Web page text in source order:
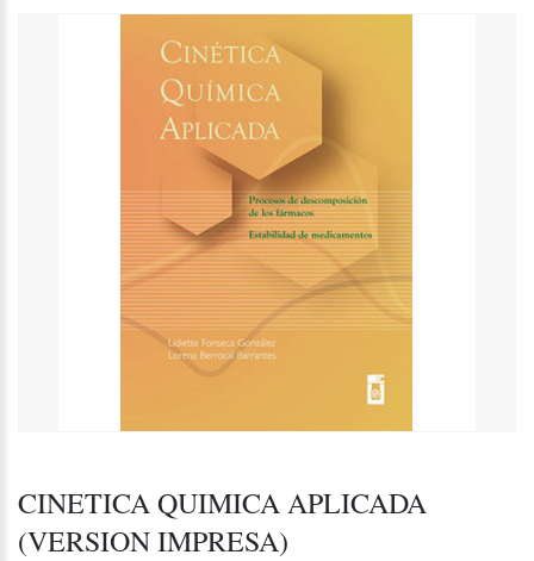
CINETICA QUIMICA APLICADA
(VERSION IMPRESA)